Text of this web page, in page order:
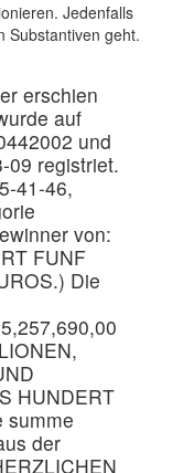
Jedenfalls
Substantiven geht.
erschien
auf
und
09 registriet.
41-46,
von:
FUNF
Die
HUNDERT
summe
der